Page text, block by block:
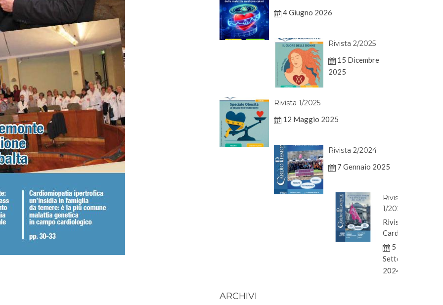
4 Giugno 2026
Rivista 2/2025
15 Dicembre
2025
Rivista 1/2025
12 Maggio 2025
Rivista 2/2024
7 Gennaio 2025
Rivista
1/2024
Rivista
CardioPiemonte
n.
1/2024
5
Settembre
2024
ARCHIVI